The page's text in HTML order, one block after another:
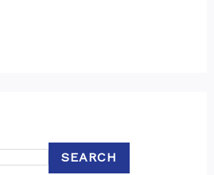
SEARCH